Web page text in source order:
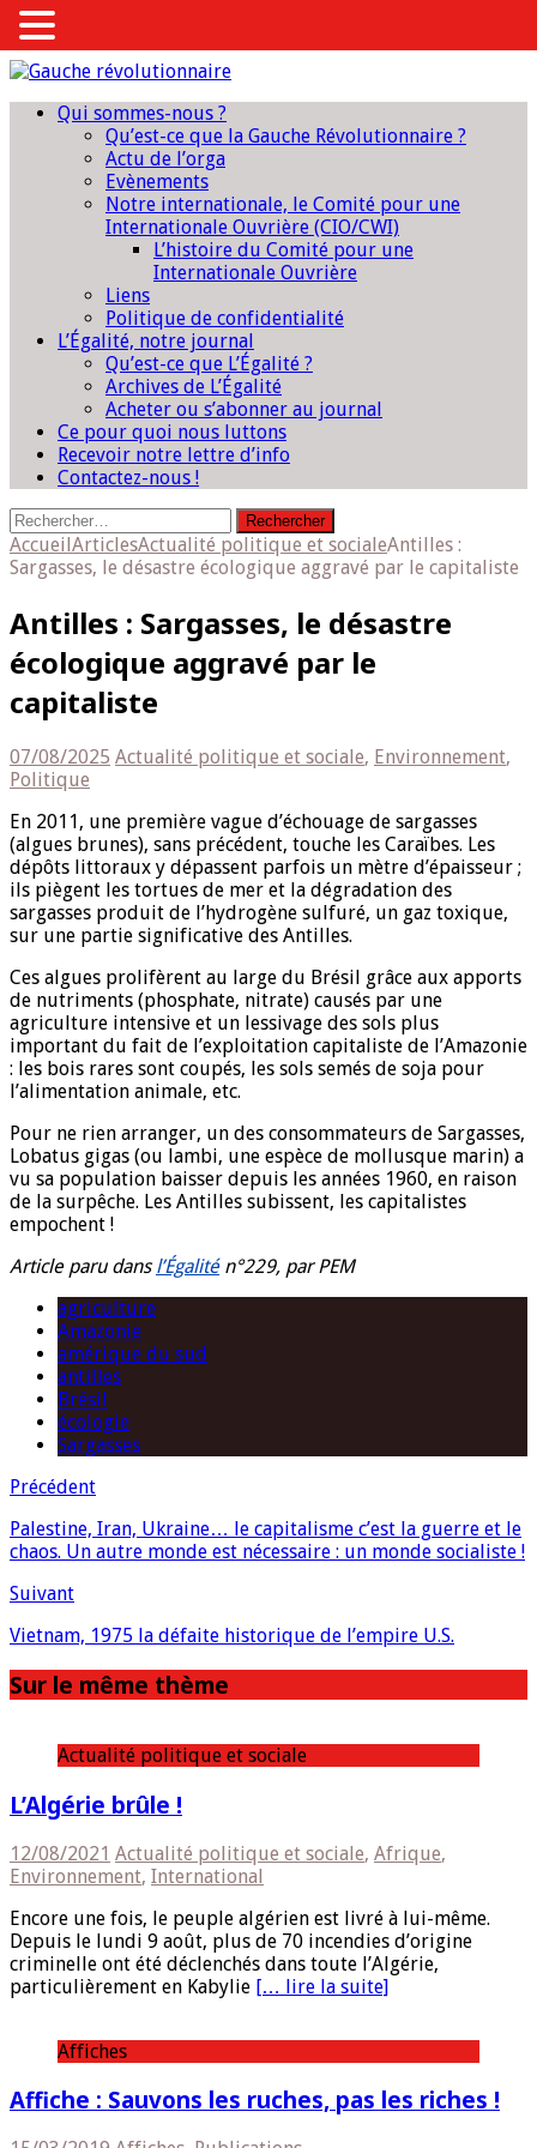
Qui sommes-nous ?
Qu’est-ce que la Gauche Révolutionnaire ?
Actu de l’orga
Evènements
Notre internationale, le Comité pour une
Internationale Ouvrière (CIO/CWI)
L’histoire du Comité pour une
Internationale Ouvrière
Liens
Politique de confidentialité
L’Égalité, notre journal
Qu’est-ce que L’Égalité ?
Archives de L’Égalité
Acheter ou s’abonner au journal
Ce pour quoi nous luttons
Recevoir notre lettre d’info
Contactez-nous !
Rechercher :
AccueilArticlesActualité politique et socialeAntilles :
Sargasses, le désastre écologique aggravé par le capitaliste
Antilles : Sargasses, le désastre
écologique aggravé par le
capitaliste
07/08/2025 Actualité politique et sociale, Environnement,
Politique
En 2011, une première vague d’échouage de sargasses
(algues brunes), sans précédent, touche les Caraïbes. Les
dépôts littoraux y dépassent parfois un mètre d’épaisseur ;
ils piègent les tortues de mer et la dégradation des
sargasses produit de l’hydrogène sulfuré, un gaz toxique,
sur une partie significative des Antilles.
Ces algues prolifèrent au large du Brésil grâce aux apports
de nutriments (phosphate, nitrate) causés par une
agriculture intensive et un lessivage des sols plus
important du fait de l’exploitation capitaliste de l’Amazonie
: les bois rares sont coupés, les sols semés de soja pour
l’alimentation animale, etc.
Pour ne rien arranger, un des consommateurs de Sargasses,
Lobatus gigas (ou lambi, une espèce de mollusque marin) a
vu sa population baisser depuis les années 1960, en raison
de la surpêche. Les Antilles subissent, les capitalistes
empochent !
Article paru dans l’Égalitén°229, par PEM
agriculture
Amazonie
amérique du sud
antilles
Brésil
écologie
Sargasses
Précédent
Palestine, Iran, Ukraine… le capitalisme c’est la guerre et le
chaos. Un autre monde est nécessaire : un monde socialiste !
Suivant
Vietnam, 1975 la défaite historique de l’empire U.S.
Sur le même thème
Actualité politique et sociale
L’Algérie brûle !
12/08/2021 Actualité politique et sociale, Afrique,
Environnement, International
Encore une fois, le peuple algérien est livré à lui-même.
Depuis le lundi 9 août, plus de 70 incendies d’origine
criminelle ont été déclenchés dans toute l’Algérie,
particulièrement en Kabylie [… lire la suite]
Affiches
Affiche : Sauvons les ruches, pas les riches !